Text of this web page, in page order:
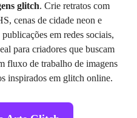
glitch. Crie retratos com
cenas de cidade neon e
em redes sociais,
para criadores que buscam
fluxo de trabalho de imagens
inspirados em glitch online.